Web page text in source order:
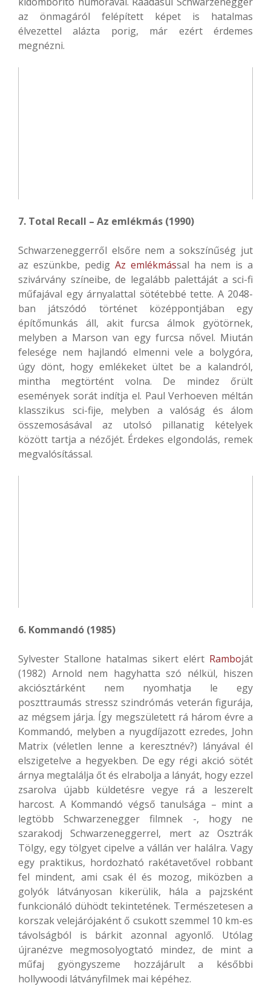
az önmagáról felépített képet is hatalmas
élvezettel alázta porig, már ezért érdemes
megnézni.
7. Total Recall – Az emlékmás (1990)
Schwarzeneggerről elsőre nem a sokszínűség jut
az eszünkbe, pedig Az emlékmással ha nem is a
szivárvány színeibe, de legalább palettáját a sci-fi
műfajával egy árnyalattal sötétebbé tette. A 2048-
ban játszódó történet középpontjában egy
építőmunkás áll, akit furcsa álmok gyötörnek,
melyben a Marson van egy furcsa nővel. Miután
felesége nem hajlandó elmenni vele a bolygóra,
úgy dönt, hogy emlékeket ültet be a kalandról,
mintha megtörtént volna. De mindez őrült
események sorát indítja el. Paul Verhoeven méltán
klasszikus sci-fije, melyben a valóság és álom
összemosásával az utolsó pillanatig kételyek
között tartja a nézőjét. Érdekes elgondolás, remek
megvalósítással.
6. Kommandó (1985)
Sylvester Stallone hatalmas sikert elért Ramboját
(1982) Arnold nem hagyhatta szó nélkül, hiszen
akciósztárként nem nyomhatja le egy
poszttraumás stressz szindrómás veterán figurája,
az mégsem járja. Így megszületett rá három évre a
Kommandó, melyben a nyugdíjazott ezredes, John
Matrix (véletlen lenne a keresztnév?) lányával él
elszigetelve a hegyekben. De egy régi akció sötét
árnya megtalálja őt és elrabolja a lányát, hogy ezzel
zsarolva újabb küldetésre vegye rá a leszerelt
harcost. A Kommandó végső tanulsága – mint a
legtöbb Schwarzenegger filmnek -, hogy ne
szarakodj Schwarzeneggerrel, mert az Osztrák
Tölgy, egy tölgyet cipelve a vállán ver halálra. Vagy
egy praktikus, hordozható rakétavetővel robbant
fel mindent, ami csak él és mozog, miközben a
golyók látványosan kikerülik, hála a pajzsként
funkcionáló dühödt tekintetének. Természetesen a
korszak velejárójaként ő csukott szemmel 10 km-es
távolságból is bárkit azonnal agyonlő. Utólag
újranézve megmosolyogtató mindez, de mint a
műfaj gyöngyszeme hozzájárult a későbbi
hollywoodi látványfilmek mai képéhez.